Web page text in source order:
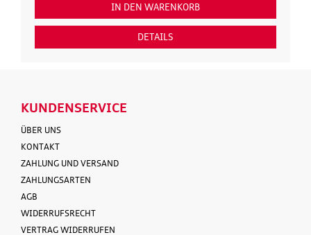
IN DEN WARENKORB
DETAILS
KUNDENSERVICE
ÜBER UNS
KONTAKT
ZAHLUNG UND VERSAND
ZAHLUNGSARTEN
AGB
WIDERRUFSRECHT
VERTRAG WIDERRUFEN